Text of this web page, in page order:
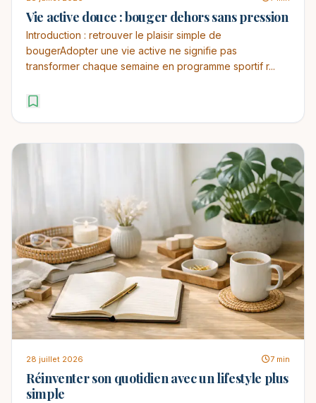
Vie active douce : bouger dehors sans pression
Introduction : retrouver le plaisir simple de
bougerAdopter une vie active ne signifie pas
transformer chaque semaine en programme sportif r...
28 juillet 2026 7 min
Réinventer son quotidien avec un lifestyle plus
simple